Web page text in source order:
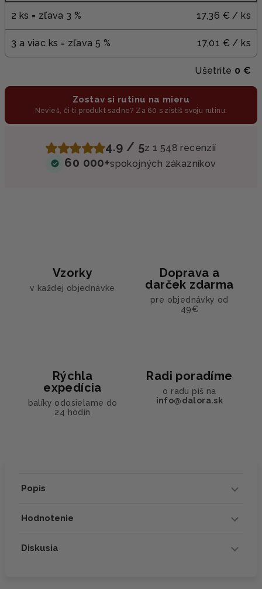
2 ks = zľava 3 % 17,36 € / ks
3 a viac ks = zľava 5 % 17,01 € / ks
Ušetríte 0 €
Zostav si rutinu na mieru
Nevieš, či ti produkt sadne? Za 60 s zistíš svoju rutinu.
4.9 / 5z 1 548 recenzií
60 000+spokojných zákazníkov
Vzorky
v každej objednávke
Doprava a
darček zdarma
pre objednávky od
49€
Rýchla
expedícia
balíky odosielame do
24 hodín
Radi poradíme
o radu píš na
info@dalora.sk
Popis
Hodnotenie
Diskusia